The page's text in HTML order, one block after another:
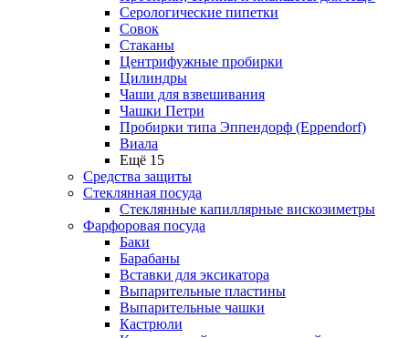
Серологические пипетки
Совок
Стаканы
Центрифужные пробирки
Цилиндры
Чаши для взвешивания
Чашки Петри
Пробирки типа Эппендорф (Eppendorf)
Виала
Ещё 15
Средства защиты
Стеклянная посуда
Стеклянные капиллярные вискозиметры
Фарфоровая посуда
Баки
Барабаны
Вставки для эксикатора
Выпарительные пластины
Выпарительные чашки
Кастрюли